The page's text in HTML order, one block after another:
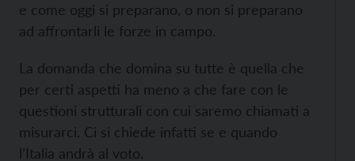
e come oggi si preparano, o non si preparano
ad affrontarli le forze in campo.
La domanda che domina su tutte è quella che
per certi aspetti ha meno a che fare con le
questioni strutturali con cui saremo chiamati a
misurarci. Ci si chiede infatti se e quando
l’Italia andrà al voto.